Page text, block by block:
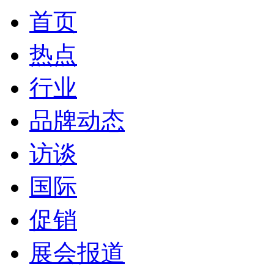
首页
热点
行业
品牌动态
访谈
国际
促销
展会报道